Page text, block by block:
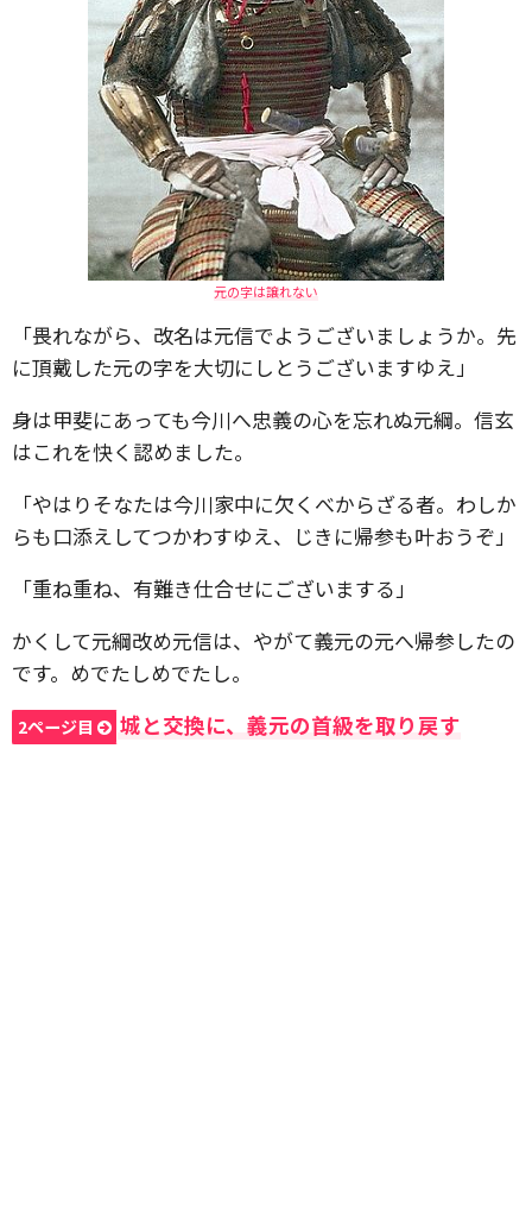
元の字は譲れない
「畏れながら、改名は元信でようございましょうか。先
に頂戴した元の字を大切にしとうございますゆえ」
身は甲斐にあっても今川へ忠義の心を忘れぬ元綱。信玄
はこれを快く認めました。
「やはりそなたは今川家中に欠くべからざる者。わしか
らも口添えしてつかわすゆえ、じきに帰参も叶おうぞ」
「重ね重ね、有難き仕合せにございまする」
かくして元綱改め元信は、やがて義元の元へ帰参したの
です。めでたしめでたし。
2ページ目 城と交換に、義元の首級を取り戻す